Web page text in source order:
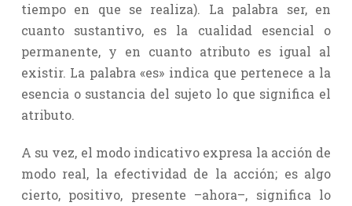
tiempo en que se realiza). La palabra ser, en
cuanto sustantivo, es la cualidad esencial o
permanente, y en cuanto atributo es igual al
existir. La palabra «es» indica que pertenece a la
esencia o sustancia del sujeto lo que significa el
atributo.
A su vez, el modo indicativo expresa la acción de
modo real, la efectividad de la acción; es algo
cierto, positivo, presente –ahora–, significa lo